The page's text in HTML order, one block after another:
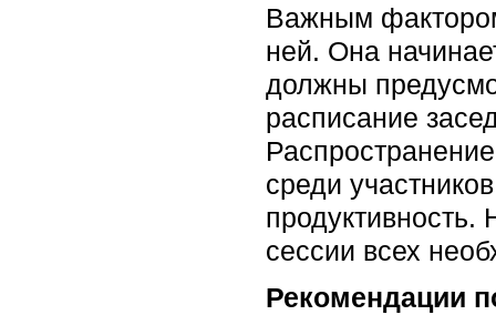
Важным
ней. Она
должны
расписание
среди
продуктивность.
сессии всех
Рекомендации